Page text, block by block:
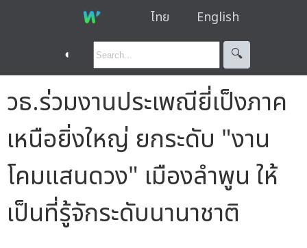
ไทย English
◐ 🔍︎
วธ.ร่วมงานประเพณียี่เป็งภาค
เหนือยิ่งใหญ่ ยกระดับ "งาน
โคมแสนดวง" เมืองลำพูน ให้
เป็นที่รู้จักระดับนานาชาติ